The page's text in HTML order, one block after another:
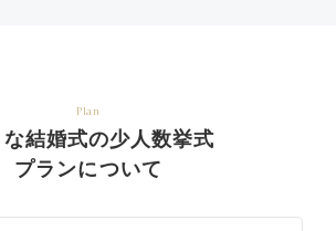
Plan
結婚式の少人数挙式
プランについて